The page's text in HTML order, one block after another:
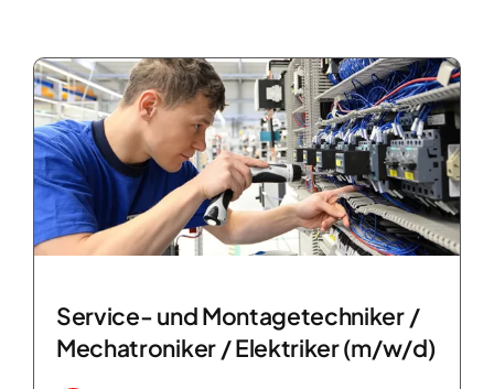
Service- und Montagetechniker /
Mechatroniker / Elektriker (m/w/d)